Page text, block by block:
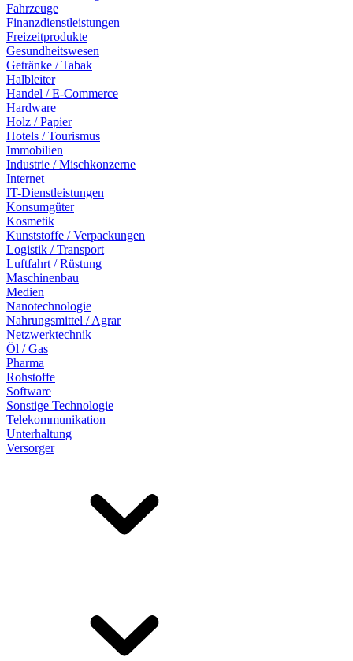
Fahrzeuge
Finanzdienstleistungen
Freizeitprodukte
Gesundheitswesen
Getränke / Tabak
Halbleiter
Handel / E-Commerce
Hardware
Holz / Papier
Hotels / Tourismus
Immobilien
Industrie / Mischkonzerne
Internet
IT-Dienstleistungen
Konsumgüter
Kosmetik
Kunststoffe / Verpackungen
Logistik / Transport
Luftfahrt / Rüstung
Maschinenbau
Medien
Nanotechnologie
Nahrungsmittel / Agrar
Netzwerktechnik
Öl / Gas
Pharma
Rohstoffe
Software
Sonstige Technologie
Telekommunikation
Unterhaltung
Versorger